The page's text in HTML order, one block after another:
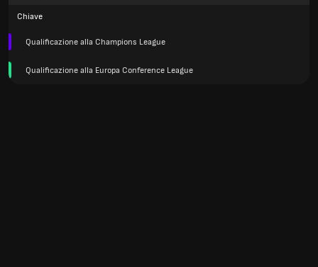
Chiave
Qualificazione alla Champions League
Qualificazione alla Europa Conference League